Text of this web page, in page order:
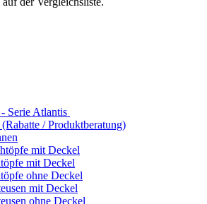
Serie Atlantis
(Rabatte / Produktberatung)
mit Deckel
mit Deckel
ohne Deckel
mit Deckel
ohne Deckel